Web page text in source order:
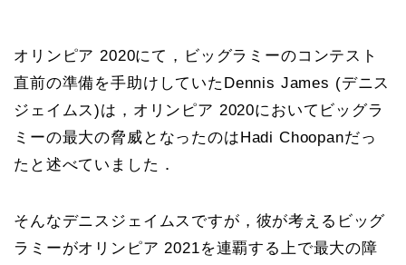
オリンピア 2020にて，ビッグラミーのコンテスト
直前の準備を手助けしていたDennis James (デニス
ジェイムス)は，オリンピア 2020においてビッグラ
ミーの最大の脅威となったのはHadi Choopanだっ
たと述べていました．
そんなデニスジェイムスですが，彼が考えるビッグ
ラミーがオリンピア 2021を連覇する上で最大の障